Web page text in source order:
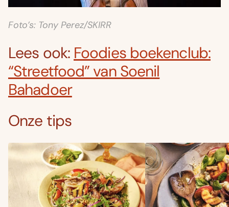
Foto’s: Tony Perez/SKIRR
Lees ook: Foodies boekenclub:
“Streetfood” van Soenil
Bahadoer
Onze tips